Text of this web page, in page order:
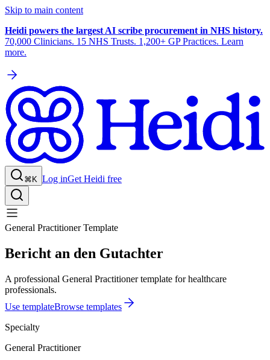
Skip to main content
Heidi powers the largest AI scribe procurement in NHS history.
70,000 Clinicians. 15 NHS Trusts. 1,200+ GP Practices. Learn
more.
⌘K Log inGet Heidi free
General Practitioner Template
Bericht an den Gutachter
A professional General Practitioner template for healthcare
professionals.
Use templateBrowse templates
Specialty
General Practitioner